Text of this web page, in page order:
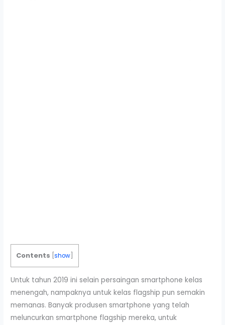
Contents [show
Untuk tahun 2019 ini selain persaingan smartphone kelas
menengah, nampaknya untuk kelas flagship pun semakin
memanas. Banyak produsen smartphone yang telah
meluncurkan smartphone flagship mereka, untuk